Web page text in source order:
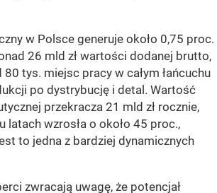
w Polsce generuje około 0,75 proc.
26 mld zł wartości dodanej brutto,
tys. miejsc pracy w całym łańcuchu
po dystrybucję i detal. Wartość
przekracza 21 mld zł rocznie,
latach wzrosła o około 45 proc.,
to jedna z bardziej dynamicznych
zwracają uwagę, że potencjał